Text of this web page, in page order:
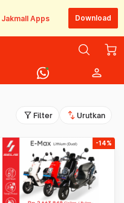
Jakmall Apps Download
person
filter_alt Filter swap_vert Urutkan
-14%